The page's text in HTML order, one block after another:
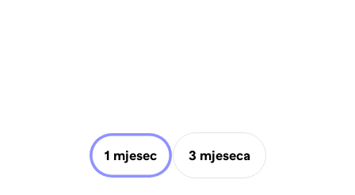
1 mjesec 3 mjeseca